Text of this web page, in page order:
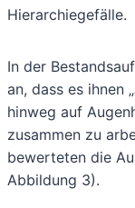
Hierarchiegefälle.
In der
an, dass es ihnen „
hinweg auf
zusammen zu
bewerteten die
Abbildung 3).